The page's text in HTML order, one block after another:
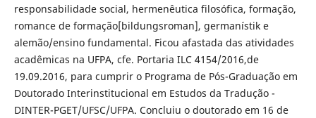
responsabilidade social, hermenêutica filosófica, formação,
romance de formação[bildungsroman], germanístik e
alemão/ensino fundamental. Ficou afastada das atividades
acadêmicas na UFPA, cfe. Portaria ILC 4154/2016,de
19.09.2016, para cumprir o Programa de Pós-Graduação em
Doutorado Interinstitucional em Estudos da Tradução -
DINTER-PGET/UFSC/UFPA. Concluiu o doutorado em 16 de